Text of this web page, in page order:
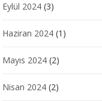
Eylül 2024 (3)
Haziran 2024 (1)
Mayıs 2024 (2)
Nisan 2024 (2)